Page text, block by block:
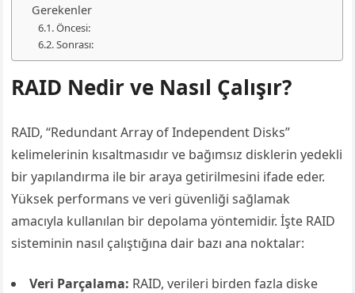
Gerekenler
Öncesi:
Sonrası:
RAID Nedir ve Nasıl Çalışır?
RAID, “Redundant Array of Independent Disks”
kelimelerinin kısaltmasıdır ve bağımsız disklerin yedekli
bir yapılandırma ile bir araya getirilmesini ifade eder.
Yüksek performans ve veri güvenliği sağlamak
amacıyla kullanılan bir depolama yöntemidir. İşte RAID
sisteminin nasıl çalıştığına dair bazı ana noktalar:
Veri Parçalama: RAID, verileri birden fazla diske